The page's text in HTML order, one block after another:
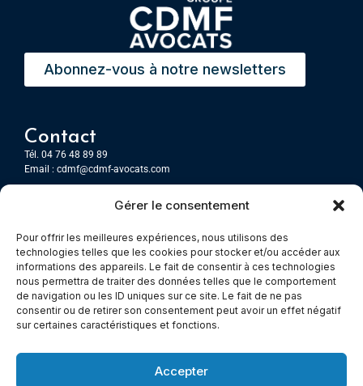
Gérer le consentement
Pour offrir les meilleures expériences, nous utilisons des
technologies telles que les cookies pour stocker et/ou accéder aux
informations des appareils. Le fait de consentir à ces technologies
nous permettra de traiter des données telles que le comportement
de navigation ou les ID uniques sur ce site. Le fait de ne pas
consentir ou de retirer son consentement peut avoir un effet négatif
sur certaines caractéristiques et fonctions.
Accepter
Abonnez-vous à notre newsletters
Contact
Tél. 04 76 48 89 89
Email : cdmf@cdmf-avocats.com
7 Place Firmin Gautier
CS 80476
38016 GRENOBLE, Cedex 1
Chambery
Immeuble le Paris
73000 Chambéry